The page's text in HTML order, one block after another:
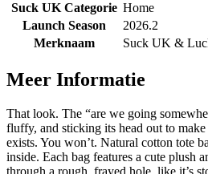
Suck UK Categorie Home
Launch Season
2026.2
Merknaam
Suck UK &
Meer Informatie
That look. The “are we going
fluffy, and sticking its head out to
exists. You won’t. Natural cotton tote
inside. Each bag features a cute plush
through a rough, frayed hole, like it’s